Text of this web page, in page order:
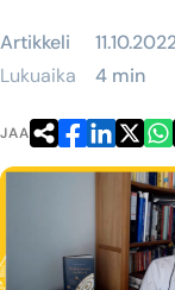
Artikkeli
Lukuaika
4 min
JAA